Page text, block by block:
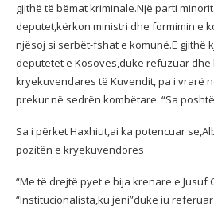
gjithë të bëmat kriminale.Një parti
deputet,kërkon ministri dhe formimin e
njësoj si serbët-fshat e komunë.E gjithë
deputetët e Kosovës,duke refuzuar
kryekuvendares të Kuvendit, pa i vrarë
prekur në sedrën kombëtare. “Sa
Sa i përket Haxhiut,ai ka potencuar
pozitën e kryekuvendores
“Me të drejtë pyet e bija krenare e Jusuf
“Institucionalista,ku jeni”duke iu